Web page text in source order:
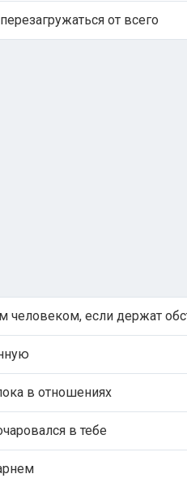
от всего
человеком, если держат
в отношениях
в тебе